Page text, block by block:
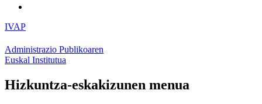
IVAP
Administrazio Publikoaren
Euskal Institutua
Hizkuntza-eskakizunen menua